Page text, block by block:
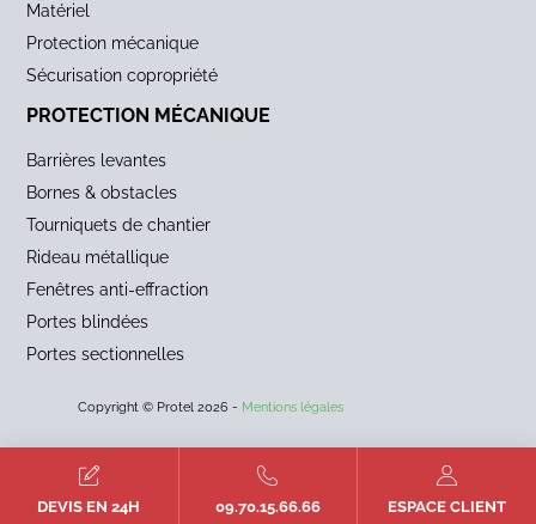
DEVIS EN 24H 09.70.15.66.66 ESPACE CLIENT
Matériel
Protection mécanique
Sécurisation copropriété
PROTECTION MÉCANIQUE
Barrières levantes
Bornes & obstacles
Tourniquets de chantier
Rideau métallique
Fenêtres anti-effraction
Portes blindées
Portes sectionnelles
Copyright © Protel 2026 - Mentions légales